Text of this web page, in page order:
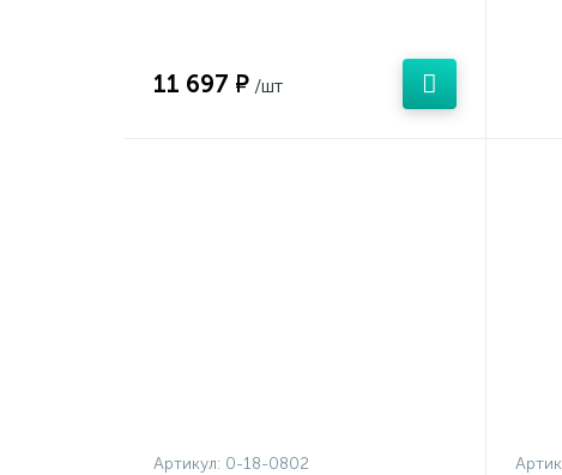
11 697 ₽ /шт
Артикул: 0-18-0802